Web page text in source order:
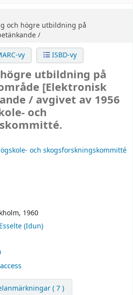
och högre utbildning på
/
vy ISBD-vy
utbildning på
[Elektronisk
/ avgivet av 1956
och
och skogsforskningskommitté
1960
Esselte (Idun)
( 7 )